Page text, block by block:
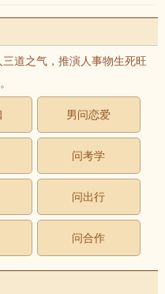
道之气，推演人事物生死旺
男问恋爱
问考学
问出行
问合作